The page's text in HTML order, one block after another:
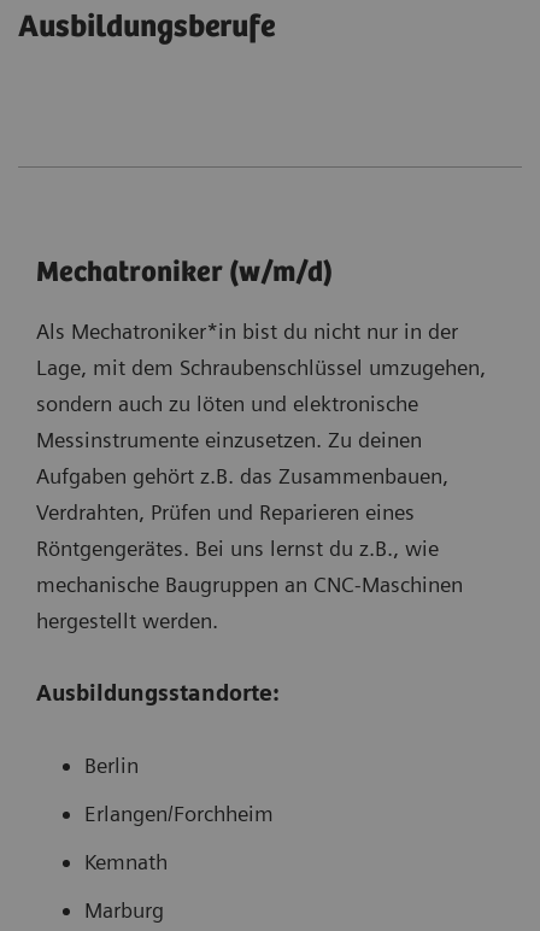
Ausbildungsberufe
Mechatroniker (w/m/d)
Als Mechatroniker*in bist du nicht nur in der
Lage, mit dem Schraubenschlüssel umzugehen,
sondern auch zu löten und elektronische
Messinstrumente einzusetzen. Zu deinen
Aufgaben gehört z.B. das Zusammenbauen,
Verdrahten, Prüfen und Reparieren eines
Röntgengerätes. Bei uns lernst du z.B., wie
mechanische Baugruppen an CNC-Maschinen
hergestellt werden.
Ausbildungsstandorte:
Berlin
Erlangen/Forchheim
Kemnath
Marburg